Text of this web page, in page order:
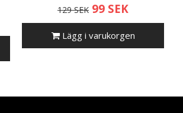
129 SEK 99 SEK
Lägg i varukorgen